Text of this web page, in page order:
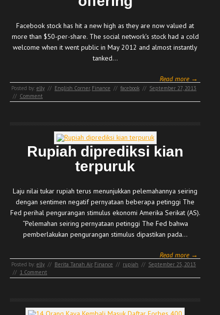
Facebook stock has hit a new high as they are now valued at
more than $50-per-share. The social network’s stock had a cold
welcome when it went public in May 2012 and almost instantly
tanked…
Read more →
Posted by: elly // English Corner, Finance // facebook // September 27, 2013
// Comment
Rupiah diprediksi kian
terpuruk
Laju nilai tukar rupiah terus menunjukkan pelemahannya seiring
dengan sentimen negatif pernyataan beberapa petinggi The
Fed perihal pengurangan stimulus ekonomi Amerika Serikat (AS).
“Pelemahan seiring pernyataan petinggi The Fed bahwa
pemberlakukan pengurangan stimulus dipastikan pada…
Read more →
Posted by: elly // Berita Tanah Air, Finance // rupiah // September 25, 2013
// 1 Comment